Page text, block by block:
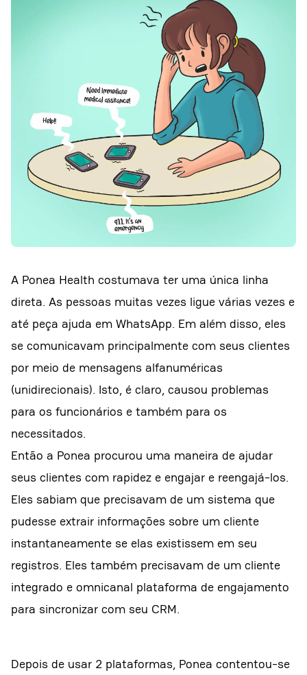
A Ponea Health costumava ter uma única linha
direta. As pessoas muitas vezes ligue várias vezes e
até peça ajuda em WhatsApp. Em além disso, eles
se comunicavam principalmente com seus clientes
por meio de mensagens alfanuméricas
(unidirecionais). Isto, é claro, causou problemas
para os funcionários e também para os
necessitados.
Então a Ponea procurou uma maneira de ajudar
seus clientes com rapidez e engajar e reengajá-los.
Eles sabiam que precisavam de um sistema que
pudesse extrair informações sobre um cliente
instantaneamente se elas existissem em seu
registros. Eles também precisavam de um cliente
integrado e omnicanal plataforma de engajamento
para sincronizar com seu CRM.
Depois de usar 2 plataformas, Ponea contentou-se